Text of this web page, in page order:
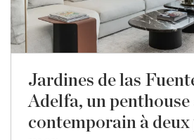
Jardines de las
Adelfa, un penthouse
contemporain à deux